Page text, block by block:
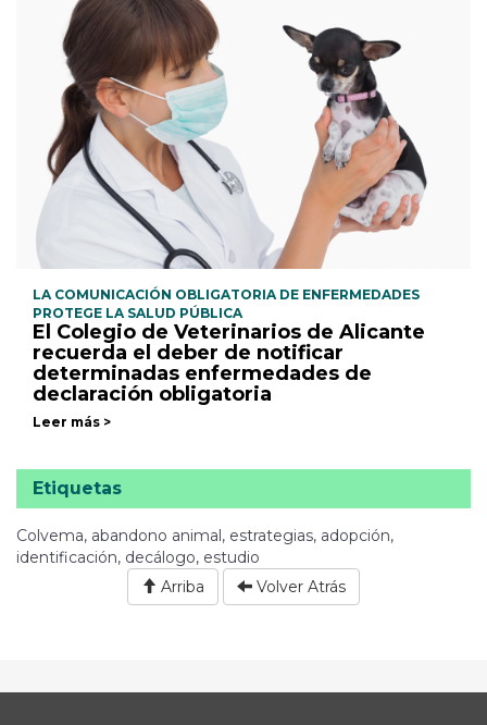
LA COMUNICACIÓN OBLIGATORIA DE ENFERMEDADES
PROTEGE LA SALUD PÚBLICA
El Colegio de Veterinarios de Alicante
recuerda el deber de notificar
determinadas enfermedades de
declaración obligatoria
Leer más >
Etiquetas
Colvema, abandono animal, estrategias, adopción,
identificación, decálogo, estudio
Arriba
Volver Atrás